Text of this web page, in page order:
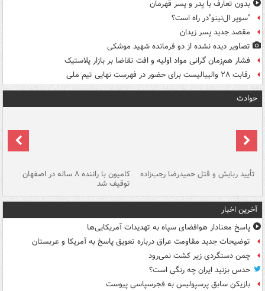
بدون تعارف با پدر و پسر قهرمان
"سوپر ال‌نینو"در راه است؟
مقصد جدید پسر زیدان
تصاویر دیده‌ نشده از دو فرمانده شهید موشکی
فشار هم‌زمان گرانی مواد اولیه و افت تقاضا بر بازار پلاستیک
رقابت ۲۸ والیبالیست برای حضور در فهرست نهایی تیم ملی
حوادث
تأیید ربایش و قتل حمیدرضا رجب‌زاده کامیون با راننده ۸ ساله در اصفهان
توقیف شد
آخرین اخبار
پاسخ معنادار هوافضای سپاه به تهدیدات آمریکایی‌ها
توضیحات جدید مقاومت عراق درباره تعویق پاسخ به آمریکا و عربستان
چمن دستگردی زیر کشت نمی‌رود
حدس بزنید ایران چه رنگی است؟
بازیکن سابق پرسپولیس به فجرسپاسی پیوست